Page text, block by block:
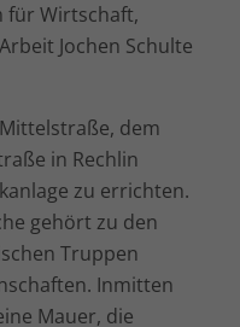
für Wirtschaft,
Jochen Schulte
dem
in Rechlin
zu errichten.
gehört zu den
Truppen
Inmitten
Mauer, die